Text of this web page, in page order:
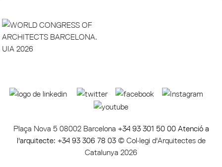
Plaça Nova 5 08002 Barcelona +34 93 301 50 00 Atenció a
l'arquitecte: +34 93 306 78 03 © Col·legi d'Arquitectes de
Catalunya 2026